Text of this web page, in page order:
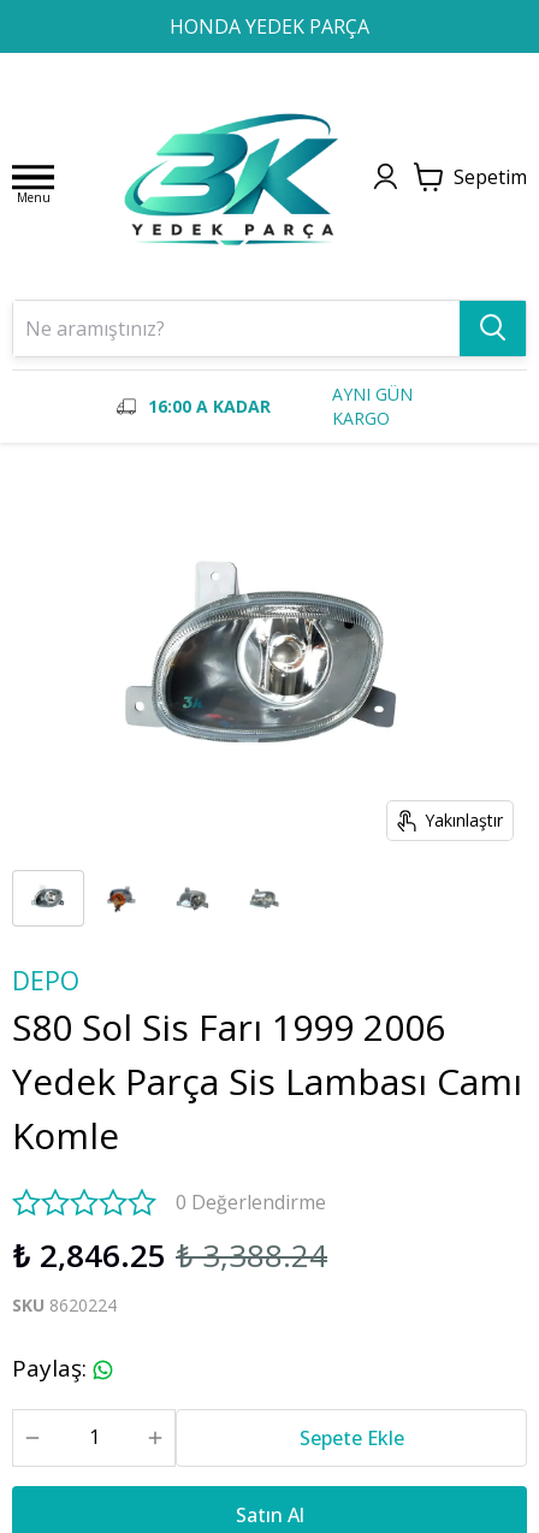
HONDA YEDEK PARÇA
1 2 3 4
Menu
Sepetim
16:00 A KADAR
AYNI GÜN
KARGO
Yakınlaştır
DEPO
S80 Sol Sis Farı 1999 2006
Yedek Parça Sis Lambası Camı
Komle
0 Değerlendirme
₺ 2,846.25 ₺ 3,388.24
SKU 8620224
Paylaş:
Sepete Ekle
Satın Al